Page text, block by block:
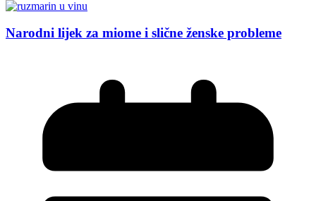
Narodni lijek za miome i slične ženske probleme